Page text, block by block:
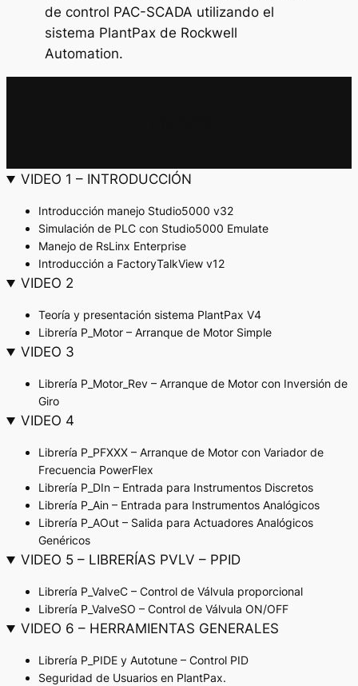
de control PAC-SCADA utilizando el
sistema PlantPax de Rockwell
Automation.
VIDEO 1 – INTRODUCCIÓN
Introducción manejo Studio5000 v32
Simulación de PLC con Studio5000 Emulate
Manejo de RsLinx Enterprise
Introducción a FactoryTalkView v12
VIDEO 2
Teoría y presentación sistema PlantPax V4
Librería P_Motor – Arranque de Motor Simple
VIDEO 3
Librería P_Motor_Rev – Arranque de Motor con Inversión de
Giro
VIDEO 4
Librería P_PFXXX – Arranque de Motor con Variador de
Frecuencia PowerFlex
Librería P_DIn – Entrada para Instrumentos Discretos
Librería P_Ain – Entrada para Instrumentos Analógicos
Librería P_AOut – Salida para Actuadores Analógicos
Genéricos
VIDEO 5 – LIBRERÍAS PVLV – PPID
Librería P_ValveC – Control de Válvula proporcional
Librería P_ValveSO – Control de Válvula ON/OFF
VIDEO 6 – HERRAMIENTAS GENERALES
Librería P_PIDE y Autotune – Control PID
Seguridad de Usuarios en PlantPax.